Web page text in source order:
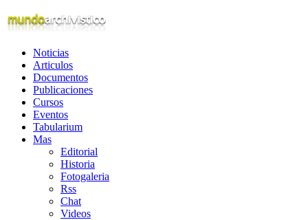
Noticias
Articulos
Documentos
Publicaciones
Cursos
Eventos
Tabularium
Mas
Editorial
Historia
Fotogaleria
Rss
Chat
Videos